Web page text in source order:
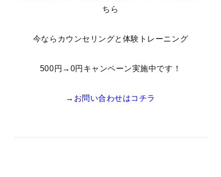
ちら
今ならカウンセリングと体験トレーニング
500円→0円キャンペーン実施中です！
→ お問い合わせはコチラ